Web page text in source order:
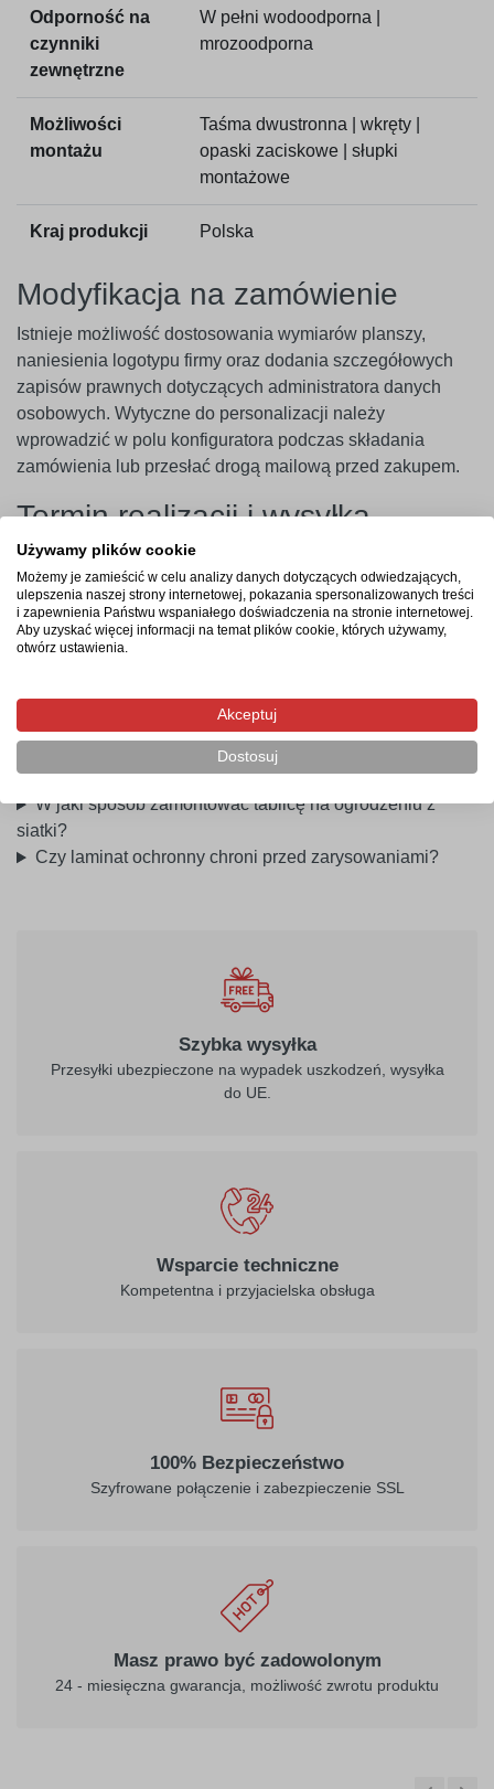
Odporność na
czynniki
zewnętrzne
W pełni wodoodporna |
mrozoodporna
Możliwości
montażu
Taśma dwustronna | wkręty |
opaski zaciskowe | słupki
montażowe
Kraj produkcji Polska
Modyfikacja na zamówienie
Istnieje możliwość dostosowania wymiarów planszy,
naniesienia logotypu firmy oraz dodania szczegółowych
zapisów prawnych dotyczących administratora danych
osobowych. Wytyczne do personalizacji należy
wprowadzić w polu konfiguratora podczas składania
zamówienia lub przesłać drogą mailową przed zakupem.
Termin realizacji i wysyłka
Realizacja zamówienia rozpoczyna się po zatwierdzeniu
projektu graficznego i opłaceniu koszyka. Czas produkcji
wynosi od 3 do 4 dni roboczych, a wysyłka gotowego
produktu trwa zazwyczaj 1 dzień roboczy.
Czy tabliczka pęka podczas wiercenia otworów
Jakie informacje RODO można umieścić na tablicy?
W jaki sposób zamontować tablicę na ogrodzeniu z
siatki?
Czy laminat ochronny chroni przed zarysowaniami?
Szybka wysyłka
Przesyłki ubezpieczone na wypadek uszkodzeń, wysyłka
do UE.
Wsparcie techniczne
Kompetentna i przyjacielska obsługa
100% Bezpieczeństwo
Szyfrowane połączenie i zabezpieczenie SSL
Masz prawo być zadowolonym
24 - miesięczna gwarancja, możliwość zwrotu produktu
Używamy plików cookie
Możemy je zamieścić w celu analizy danych dotyczących odwiedzających,
ulepszenia naszej strony internetowej, pokazania spersonalizowanych treści
i zapewnienia Państwu wspaniałego doświadczenia na stronie internetowej.
Aby uzyskać więcej informacji na temat plików cookie, których używamy,
otwórz ustawienia.
Akceptuj
Dostosuj